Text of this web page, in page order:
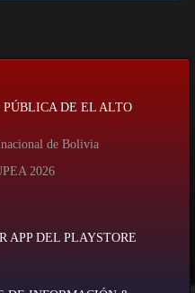
DE EL ALTO
de Bolivia
2026
APP DEL PLAYSTORE